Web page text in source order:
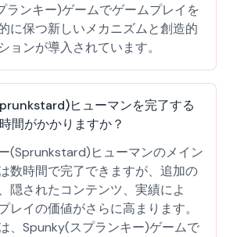
ランキー)ゲームでゲームプレイを
に保つ新しいメカニズムと創造的
ョンが導入されています。
ヒューマンを完了する
間がかかりますか？
(Sprunkstard)ヒューマンのメイン
数時間で完了できますが、追加の
隠されたコンテンツ、実績によ
レイの価値がさらに高まります。
、Spunky(スプランキー)ゲームで